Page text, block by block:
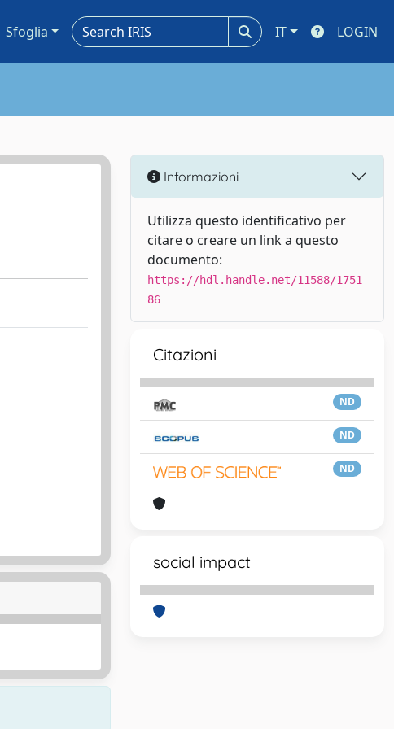
Sfoglia IT LOGIN
Informazioni
Utilizza questo identificativo per
citare o creare un link a questo
documento:
https://hdl.handle.net/11588/1751
86
Citazioni
ND
ND
ND
social impact